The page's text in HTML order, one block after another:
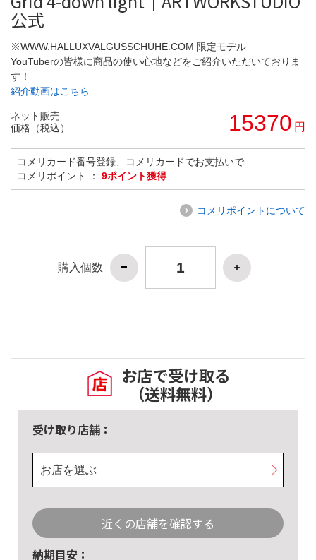
公式
※WWW.HALLUXVALGUSSCHUHE.COM 限定モデル
YouTuberの皆様に商品の使い心地などをご紹介いただいておりま
す！
紹介動画はこちら
ネット販売
価格（税込）
15370 円
コメリカード番号登録、コメリカードでお支払いで
コメリポイント ： 9ポイント獲得
コメリポイントについて
購入個数
お店で受け取る
（送料無料）
受け取り店舗：
お店を選ぶ
近くの店舗を確認する
納期目安：